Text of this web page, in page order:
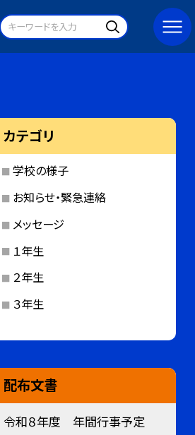
カテゴリ
学校の様子
お知らせ・緊急連絡
メッセージ
１年生
２年生
３年生
配布文書
令和８年度 年間行事予定